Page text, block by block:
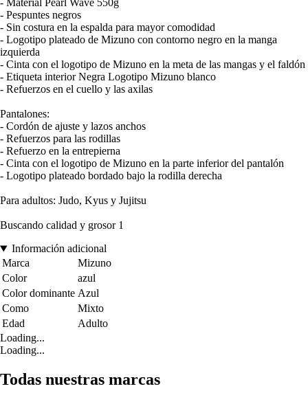
- Material Pearl Wave 550g
- Pespuntes negros
- Sin costura en la espalda para mayor comodidad
- Logotipo plateado de Mizuno con contorno negro en la manga
izquierda
- Cinta con el logotipo de Mizuno en la meta de las mangas y el faldón
- Etiqueta interior Negra Logotipo Mizuno blanco
- Refuerzos en el cuello y las axilas
Pantalones:
- Cordón de ajuste y lazos anchos
- Refuerzos para las rodillas
- Refuerzo en la entrepierna
- Cinta con el logotipo de Mizuno en la parte inferior del pantalón
- Logotipo plateado bordado bajo la rodilla derecha
Para adultos: Judo, Kyus y Jujitsu
Buscando calidad y grosor 1
Información adicional
Marca
Mizuno
Color
azul
Color dominante Azul
Como
Mixto
Edad
Adulto
Loading...
Loading...
Todas nuestras marcas